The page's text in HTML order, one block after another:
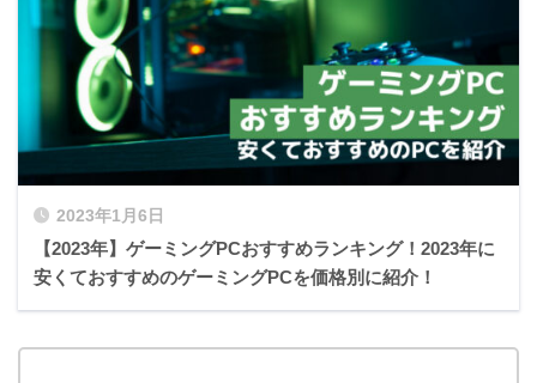
2023年1月6日
【2023年】ゲーミングPCおすすめランキング！2023年に
安くておすすめのゲーミングPCを価格別に紹介！